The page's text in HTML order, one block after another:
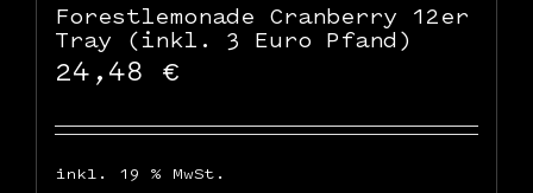
Forestlemonade Cranberry 12er
Tray (inkl. 3 Euro Pfand)
24,48 €
inkl. 19 % MwSt.